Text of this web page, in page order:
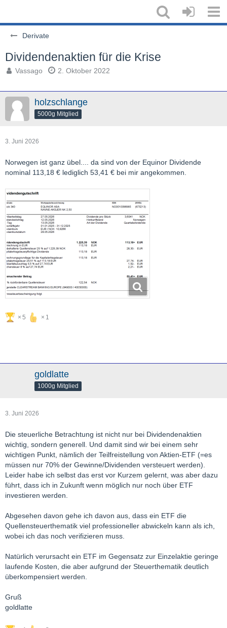
Derivate
Dividendenaktien für die Krise
Vassago 2. Oktober 2022
holzschlange
5000g Mitglied
3. Juni 2026
Norwegen ist ganz übel.... da sind von der Equinor Dividende
nominal 113,18 € lediglich 53,41 € bei mir angekommen.
5 1
goldlatte
1000g Mitglied
3. Juni 2026
Die steuerliche Betrachtung ist nicht nur bei Dividendenaktien
wichtig, sondern generell. Und damit sind wir bei einem sehr
wichtigen Punkt, nämlich der Teilfreistellung von Aktien-ETF (=es
müssen nur 70% der Gewinne/Dividenden versteuert werden).
Leider habe ich selbst das erst vor Kurzem gelernt, was aber dazu
führt, dass ich in Zukunft wenn möglich nur noch über ETF
investieren werden.
Abgesehen davon gehe ich davon aus, dass ein ETF die
Quellensteuerthematik viel professioneller abwickeln kann als ich,
wobei ich das noch verifizieren muss.
Natürlich verursacht ein ETF im Gegensatz zur Einzelaktie geringe
laufende Kosten, die aber aufgrund der Steuerthematik deutlich
überkompensiert werden.
Gruß
goldlatte